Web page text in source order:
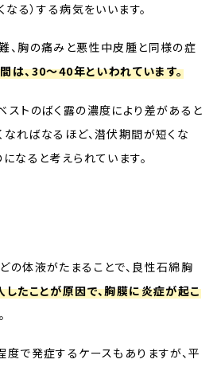
なる）する病気をいいます。
、胸の痛みと悪性中皮腫と同様の症
は、30～40年といわれています。
ストのばく露の濃度により差があると
なればなるほど、潜伏期間が短くな
なると考えられています。
の体液がたまることで、良性石綿胸
したことが原因で、胸膜に炎症が起こ
で発症するケースもありますが、平